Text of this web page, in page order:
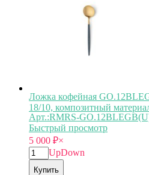
Ложка кофейная
18/10, композитный
Арт.:RMRS-
Быстрый просмотр
5 000 ₽×
UpDown
Купить